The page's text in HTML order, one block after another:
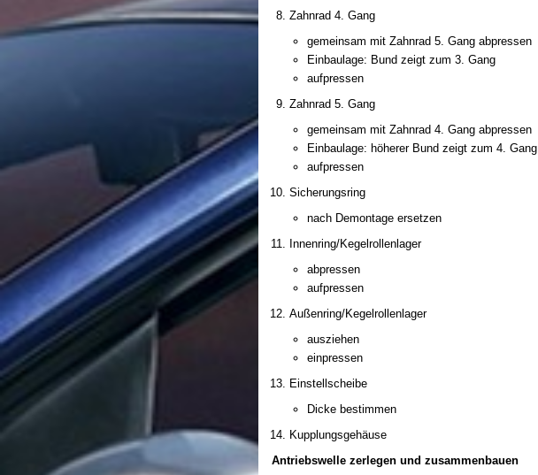
Zahnrad 4. Gang
gemeinsam mit Zahnrad 5. Gang abpressen
Einbaulage: Bund zeigt zum 3. Gang
aufpressen
Zahnrad 5. Gang
gemeinsam mit Zahnrad 4. Gang abpressen
Einbaulage: höherer Bund zeigt zum 4. Gang
aufpressen
Sicherungsring
nach Demontage ersetzen
Innenring/Kegelrollenlager
abpressen
aufpressen
Außenring/Kegelrollenlager
ausziehen
einpressen
Einstellscheibe
Dicke bestimmen
Kupplungsgehäuse
Antriebswelle zerlegen und zusammenbauen